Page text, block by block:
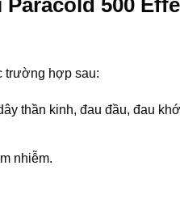
500
trường hợp sau:
thần kinh, đau đầu, đau
nhiễm.